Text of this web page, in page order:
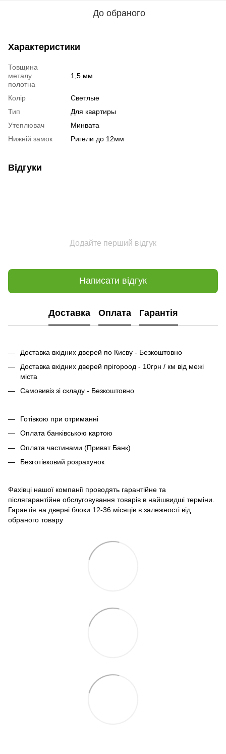
До обраного
Характеристики
Товщина
металу
полотна
1,5 мм
Колір
Светлые
Тип
Для квартиры
Утеплювач
Минвата
Нижній замок
Ригели до 12мм
Відгуки
Додайте перший відгук
Написати відгук
Доставка Оплата Гарантія
Доставка вхідних дверей по Києву - Безкоштовно
Доставка вхідних дверей прігороод - 10грн / км від межі
міста
Самовивіз зі складу - Безкоштовно
Готівкою при отриманні
Оплата банківською картою
Оплата частинами (Приват Банк)
Безготівковий розрахунок
Фахівці нашої компанії проводять гарантійне та
післягарантійне обслуговування товарів в найшвидші терміни.
Гарантія на дверні блоки 12-36 місяців в залежності від
обраного товару